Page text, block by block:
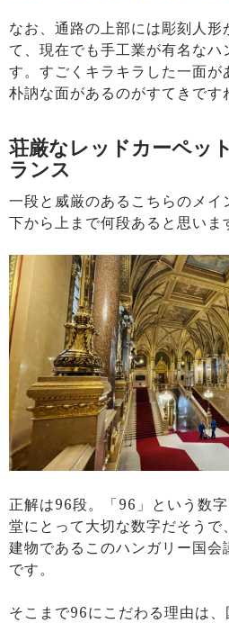
なお、通路の上部には彫刻人形
て、現在でも手工業が有名なハ
す。すごくキラキラした一面が
朴訥な面があるのがすてきです
荘厳なレッドカーペッ
ランス
一段と威厳のあるこちらのメイ
下から上まで何段あると思いま
正解は96段。「96」という数
堂にとって大切な数字だそう
建物であるこのハンガリー国
です。
そこまで96にこだわる理由は